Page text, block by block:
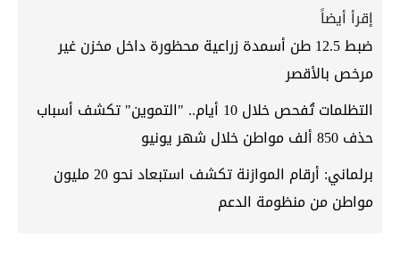
إقرأ أيضاً
ضبط 12.5 طن أسمدة زراعية محظورة داخل مخزن غير
مرخص بالأقصر
التظلمات تُفحص خلال 10 أيام.. "التموين" تكشف أسباب
حذف 850 ألف مواطن خلال شهر يونيو
برلماني: أرقام الموازنة تكشف استبعاد نحو 20 مليون
مواطن من منظومة الدعم